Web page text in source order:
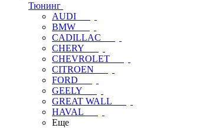
Тюнинг
AUDI
BMW
CADILLAC
CHERY
CHEVROLET
CITROEN
FORD
GEELY
GREAT WALL
HAVAL
Еще